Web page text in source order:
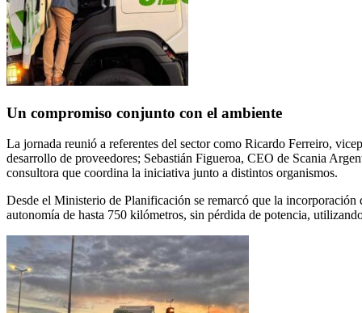
Un compromiso conjunto con el ambiente
La jornada reunió a referentes del sector como Ricardo Ferreiro,
desarrollo de proveedores; Sebastián Figueroa, CEO de Scania
consultora que coordina la iniciativa junto a distintos organismos.
Desde el Ministerio de Planificación se remarcó que la incorporación
autonomía de hasta 750 kilómetros, sin pérdida de potencia,